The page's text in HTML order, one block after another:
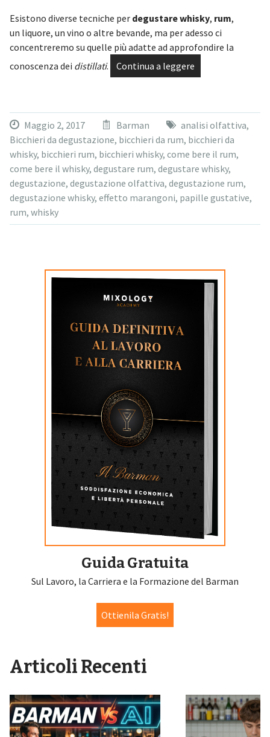
Esistono diverse tecniche per degustare whisky, rum,
un liquore, un vino o altre bevande, ma per adesso ci
concentreremo su quelle più adatte ad approfondire la
conoscenza dei distillati. Continua a leggere
Maggio 2, 2017 Barman analisi olfattiva,
Bicchieri da degustazione, bicchieri da rum, bicchieri da
whisky, bicchieri rum, bicchieri whisky, come bere il rum,
come bere il whisky, degustare rum, degustare whisky,
degustazione, degustazione olfattiva, degustazione rum,
degustazione whisky, effetto marangoni, papille gustative,
rum, whisky
Guida Gratuita
Sul Lavoro, la Carriera e la Formazione del Barman
Ottienila Gratis!
Articoli Recenti